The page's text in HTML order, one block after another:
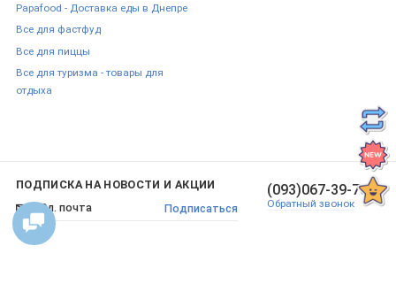
Papafood - Доставка еды в Днепре
Все для фастфуд
Все для пиццы
Все для туризма - товары для
отдыха
ПОДПИСКА НА НОВОСТИ И АКЦИИ
Подписаться
(093)067-39-70
Обратный звонок